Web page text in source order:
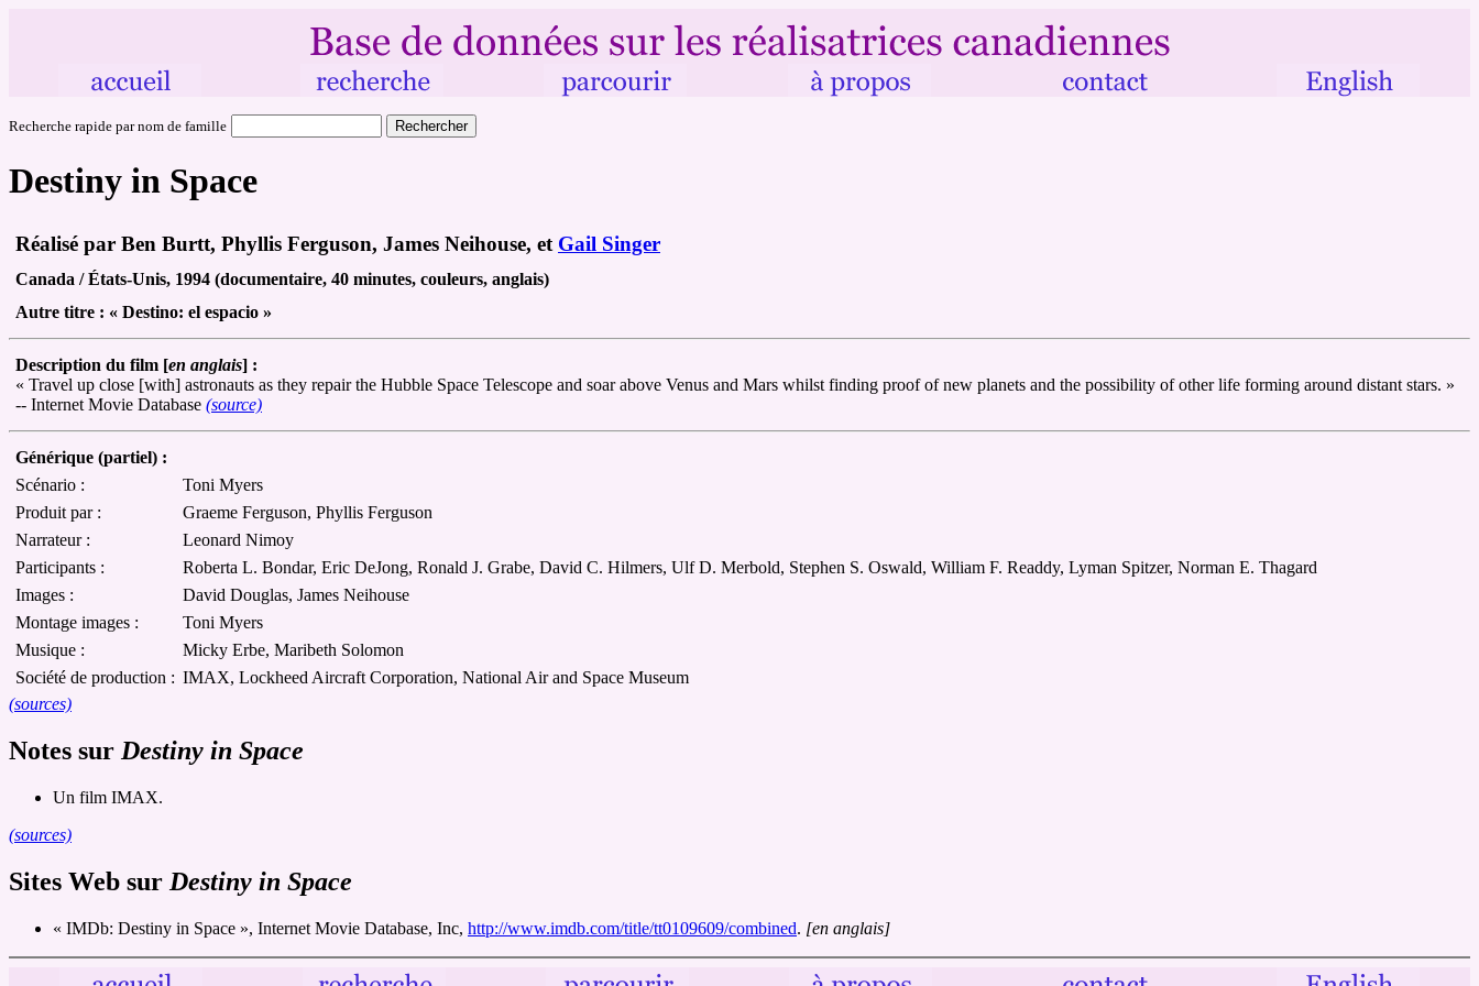
Recherche rapide par nom de famille
Destiny in Space
Réalisé par Ben Burtt, Phyllis Ferguson, James Neihouse, et Gail Singer
Canada / États-Unis, 1994 (documentaire, 40 minutes, couleurs, anglais)
Autre titre : « Destino: el espacio »
Description du film [en anglais] :
« Travel up close [with] astronauts as they repair the Hubble Space Telescope and soar above Venus and Mars whilst finding proof of new planets and the possibility of other life forming around distant stars. »
-- Internet Movie Database (source)
Générique (partiel) :
Scénario :
Toni Myers
Produit par :
Graeme Ferguson, Phyllis Ferguson
Narrateur :
Leonard Nimoy
Participants :
Roberta L. Bondar, Eric DeJong, Ronald J. Grabe, David C. Hilmers, Ulf D. Merbold, Stephen S. Oswald, William F. Readdy, Lyman Spitzer, Norman E. Thagard
Images :
David Douglas, James Neihouse
Montage images :
Toni Myers
Musique :
Micky Erbe, Maribeth Solomon
Société de production : IMAX, Lockheed Aircraft Corporation, National Air and Space Museum
(sources)
Notes sur Destiny in Space
Un film IMAX.
(sources)
Sites Web sur Destiny in Space
« IMDb: Destiny in Space », Internet Movie Database, Inc, http://www.imdb.com/title/tt0109609/combined. [en anglais]